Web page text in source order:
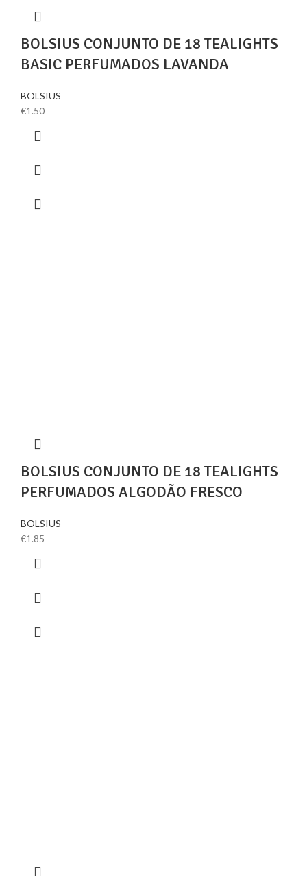
BOLSIUS CONJUNTO DE 18 TEALIGHTS
BASIC PERFUMADOS LAVANDA
BOLSIUS
€1.50
BOLSIUS CONJUNTO DE 18 TEALIGHTS
PERFUMADOS ALGODÃO FRESCO
BOLSIUS
€1.85